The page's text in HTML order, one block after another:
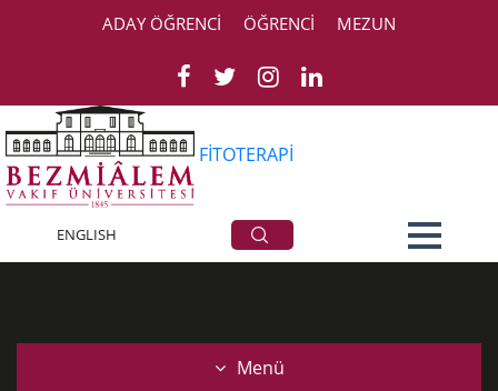
ADAY ÖĞRENCİ ÖĞRENCİ MEZUN
FİTOTERAPİ
ENGLISH Doğal Bitkisel Yağlar
Menü